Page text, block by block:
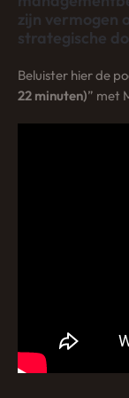
zijn vermogen
strategische
Beluister hier de
22 minuten)” met